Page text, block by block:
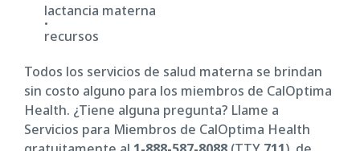
lactancia materna
recursos
Todos los servicios de salud materna se brindan
sin costo alguno para los miembros de CalOptima
Health. ¿Tiene alguna pregunta? Llame a
Servicios para Miembros de CalOptima Health